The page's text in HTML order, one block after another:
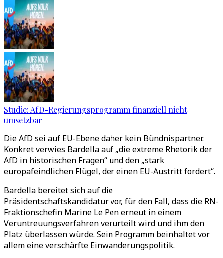
Studie: AfD-Regierungsprogramm finanziell nicht
umsetzbar
Die AfD sei auf EU-Ebene daher kein Bündnispartner.
Konkret verwies Bardella auf „die extreme Rhetorik der
AfD in historischen Fragen“ und den „stark
europafeindlichen Flügel, der einen EU-Austritt fordert“.
Bardella bereitet sich auf die
Präsidentschaftskandidatur vor, für den Fall, dass die RN-
Fraktionschefin Marine Le Pen erneut in einem
Veruntreuungsverfahren verurteilt wird und ihm den
Platz überlassen würde. Sein Programm beinhaltet vor
allem eine verschärfte Einwanderungspolitik.